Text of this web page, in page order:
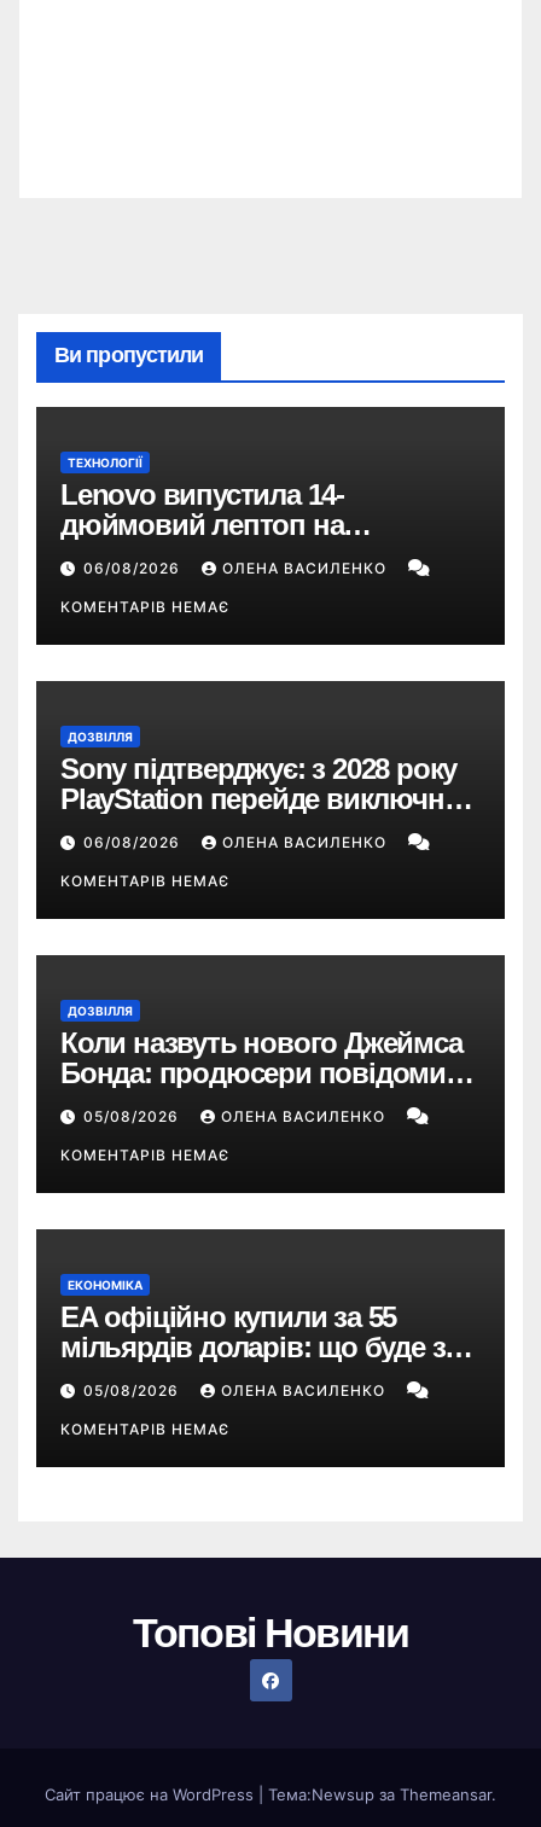
Ви пропустили
ТЕХНОЛОГІЇ
Lenovo випустила 14-
дюймовий лептоп на
Snapdragon X2 з автономністю
понад 33 години
06/08/2026 ОЛЕНА ВАСИЛЕНКО
КОМЕНТАРІВ НЕМАЄ
ДОЗВІЛЛЯ
Sony підтверджує: з 2028 року
PlayStation перейде виключно
на цифрові ігри
06/08/2026 ОЛЕНА ВАСИЛЕНКО
КОМЕНТАРІВ НЕМАЄ
ДОЗВІЛЛЯ
Коли назвуть нового Джеймса
Бонда: продюсери повідомили
про терміни кастингу
05/08/2026 ОЛЕНА ВАСИЛЕНКО
КОМЕНТАРІВ НЕМАЄ
ЕКОНОМІКА
EA офіційно купили за 55
мільярдів доларів: що буде з
EA Sports FC, Battlefield і The
Sims
05/08/2026 ОЛЕНА ВАСИЛЕНКО
КОМЕНТАРІВ НЕМАЄ
Топові Новини
Сайт працює на WordPress Тема:Newsup за Themeansar.